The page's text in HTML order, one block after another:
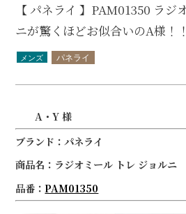
【 パネライ 】PAM01350 ラジ
ニが驚くほどお似合いのA様！
メンズ パネライ
A・Y 様
ブランド：パネライ
商品名：ラジオミール トレ ジョルニ
品番：PAM01350